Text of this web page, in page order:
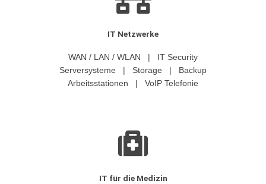
IT Netzwerke
WAN / LAN / WLAN | IT Security
Serversysteme | Storage | Backup
Arbeitsstationen | VoIP Telefonie
IT für die Medizin